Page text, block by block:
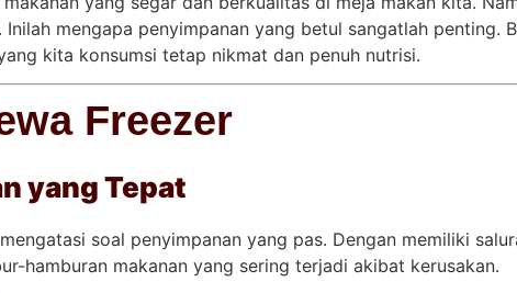
mengapa penyimpanan yang betul sangatlah penting.
kita konsumsi tetap nikmat dan penuh nutrisi.
Freezer
yang Tepat
soal penyimpanan yang pas. Dengan memiliki
hamburan makanan yang sering terjadi akibat kerusakan.